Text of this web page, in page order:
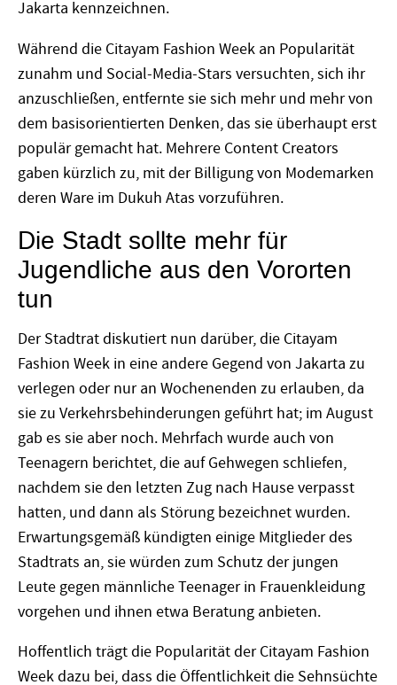
Jakarta kennzeichnen.
Während die Citayam Fashion Week an Popularität
zunahm und Social-Media-Stars versuchten, sich ihr
anzuschließen, entfernte sie sich mehr und mehr von
dem basisorientierten Denken, das sie überhaupt erst
populär gemacht hat. Mehrere Content Creators
gaben kürzlich zu, mit der Billigung von Modemarken
deren Ware im Dukuh Atas vorzuführen.
Die Stadt sollte mehr für
Jugendliche aus den Vororten
tun
Der Stadtrat diskutiert nun darüber, die Citayam
Fashion Week in eine andere Gegend von Jakarta zu
verlegen oder nur an Wochenenden zu erlauben, da
sie zu Verkehrsbehinderungen geführt hat; im August
gab es sie aber noch. Mehrfach wurde auch von
Teenagern berichtet, die auf Gehwegen schliefen,
nachdem sie den letzten Zug nach Hause verpasst
hatten, und dann als Störung bezeichnet wurden.
Erwartungsgemäß kündigten einige Mitglieder des
Stadtrats an, sie würden zum Schutz der jungen
Leute gegen männliche Teenager in Frauenkleidung
vorgehen und ihnen etwa Beratung anbieten.
Hoffentlich trägt die Popularität der Citayam Fashion
Week dazu bei, dass die Öffentlichkeit die Sehnsüchte